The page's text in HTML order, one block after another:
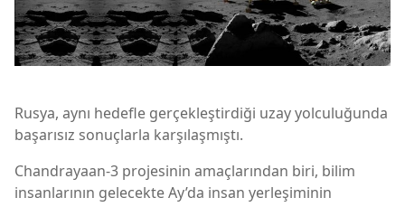
Rusya, aynı hedefle gerçekleştirdiği uzay yolculuğunda
başarısız sonuçlarla karşılaşmıştı.
Chandrayaan-3 projesinin amaçlarından biri, bilim
insanlarının gelecekte Ay’da insan yerleşiminin